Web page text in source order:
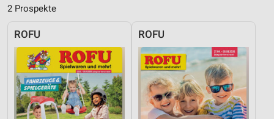
2 Prospekte
ROFU ROFU